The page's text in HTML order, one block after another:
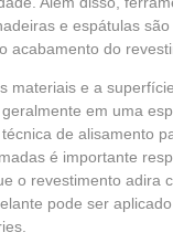
e espátulas
acabamento do
materiais e a
em uma
de alisamento
é importante
o revestimento adira
pode ser